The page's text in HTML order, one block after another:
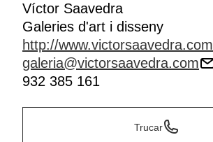
Víctor Saavedra
Galeries d'art i disseny
http://www.victorsaavedra.com
galeria@victorsaavedra.com
932 385 161
Trucar